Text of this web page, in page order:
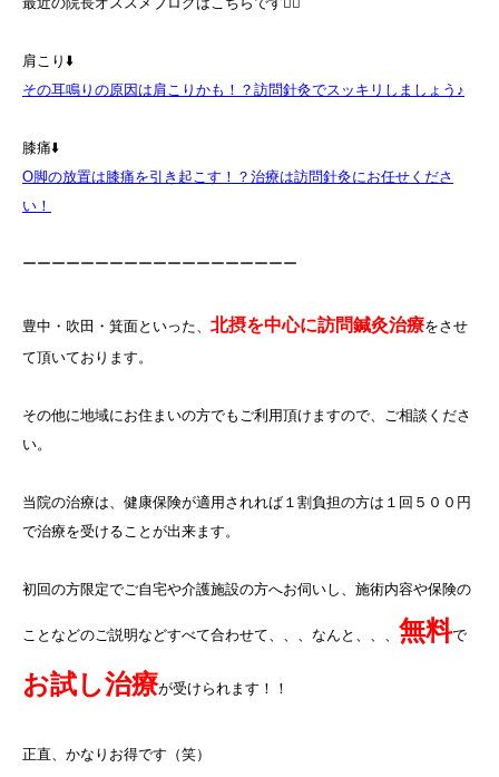
肩こり⬇️
その耳鳴りの原因は肩こりかも！？訪問針灸でスッキリしましょう♪
膝痛⬇️
O脚の放置は膝痛を引き起こす！？治療は訪問針灸にお任せくださ
い！
ーーーーーーーーーーーーーーーーーーー
豊中・吹田・箕面といった、 北摂を中心に訪問鍼灸治療をさせ
て頂いております。
その他に地域にお住まいの方でもご利用頂けますので、ご相談くださ
い。
当院の治療は、健康保険が適用されれば１割負担の方は１回５００円
で治療を受けることが出来ます。
初回の方限定でご自宅や介護施設の方へお伺いし、施術内容や保険の
ことなどのご説明などすべて合わせて、、、なんと、、、 無料で
お試し治療が受けられます！！
正直、かなりお得です（笑）